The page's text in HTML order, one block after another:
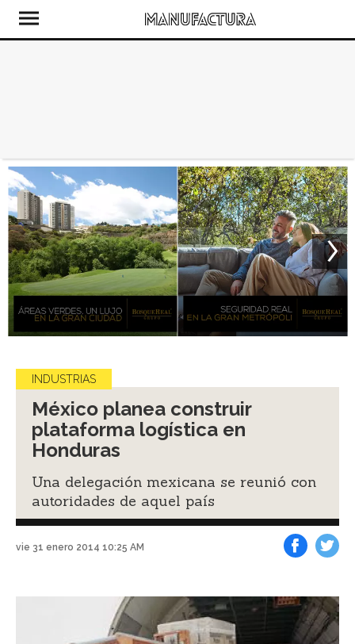
INDUSTRIAS
México planea construir
plataforma logística en
Honduras
Una delegación mexicana se reunió con
autoridades de aquel país
vie 31 enero 2014 10:25 AM